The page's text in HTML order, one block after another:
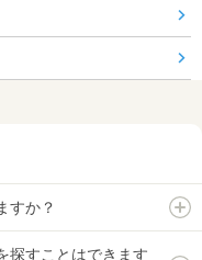
すか？
探すことはできます